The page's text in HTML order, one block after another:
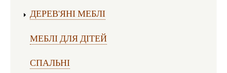
ДЕРЕВ'ЯНІ МЕБЛІ
МЕБЛІ ДЛЯ ДІТЕЙ
СПАЛЬНІ